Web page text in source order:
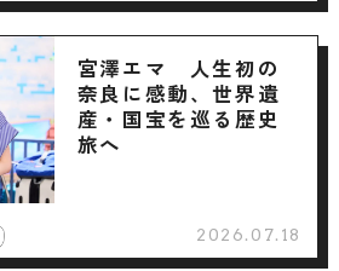
宮澤エマ 人生初の
奈良に感動、世界遺
産・国宝を巡る歴史
旅へ
2026.07.18